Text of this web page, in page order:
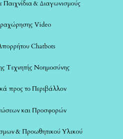
Παιχνίδια & Διαγωνισμούς
Video
Chatbots
Τεχνητής Νοημοσύνης
προς το Περιβάλλον
και Προσφορών
& Προωθητικού Υλικού